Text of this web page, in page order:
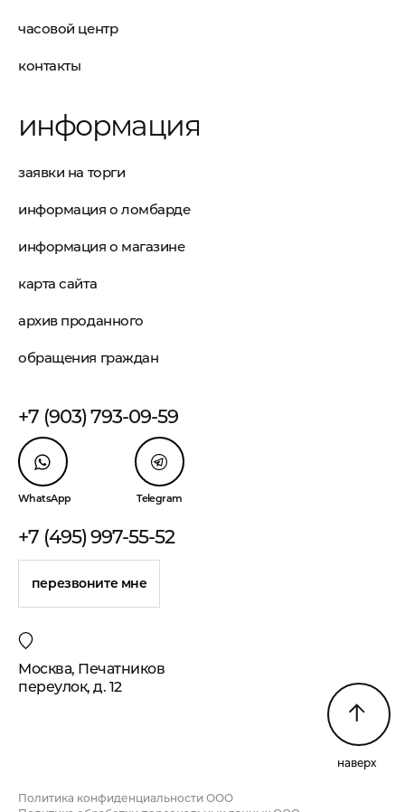
часовой центр
контакты
информация
заявки на торги
информация о ломбарде
информация о магазине
карта сайта
архив проданного
обращения граждан
+7 (903) 793-09-59
WhatsApp Telegram
+7 (495) 997-55-52
перезвоните мне
Москва, Печатников
переулок, д. 12
наверх
Политика конфиденциальности ООО